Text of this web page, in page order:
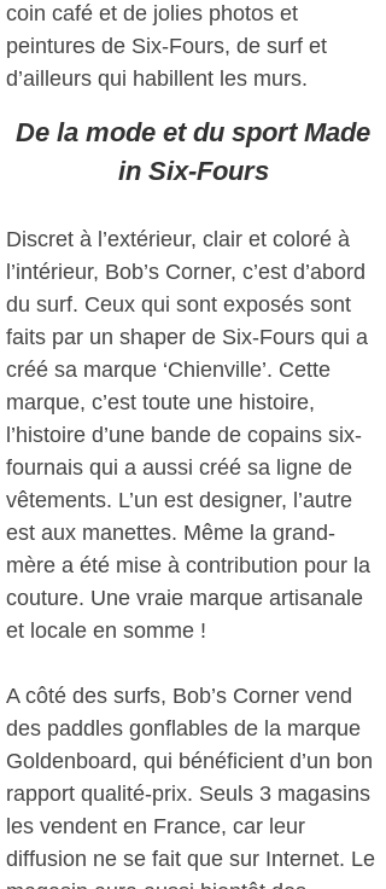
coin café et de jolies photos et
peintures de Six-Fours, de surf et
d’ailleurs qui habillent les murs.
De la mode et du sport Made
in Six-Fours
Discret à l’extérieur, clair et coloré à
l’intérieur, Bob’s Corner, c’est d’abord
du surf. Ceux qui sont exposés sont
faits par un shaper de Six-Fours qui a
créé sa marque ‘Chienville’. Cette
marque, c’est toute une histoire,
l’histoire d’une bande de copains six-
fournais qui a aussi créé sa ligne de
vêtements. L’un est designer, l’autre
est aux manettes. Même la grand-
mère a été mise à contribution pour la
couture. Une vraie marque artisanale
et locale en somme !
A côté des surfs, Bob’s Corner vend
des paddles gonflables de la marque
Goldenboard, qui bénéficient d’un bon
rapport qualité-prix. Seuls 3 magasins
les vendent en France, car leur
diffusion ne se fait que sur Internet. Le